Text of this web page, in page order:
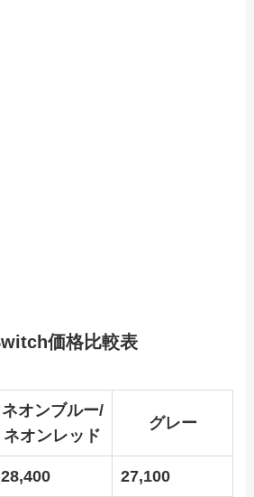
価格比較表
ネオンブルー/
ネオンレッド
グレー
28,400 27,100